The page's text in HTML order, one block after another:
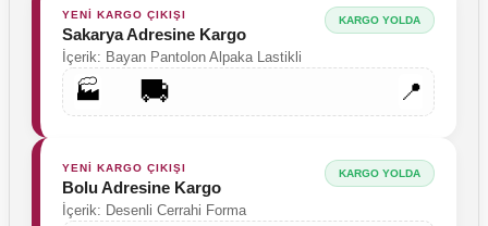
YENİ KARGO ÇIKIŞI
Sakarya Adresine Kargo
İçerik: Bayan Pantolon Alpaka Lastikli
KARGO YOLDA
🏭 🚚 📍
YENİ KARGO ÇIKIŞI
Bolu Adresine Kargo
İçerik: Desenli Cerrahi Forma
KARGO YOLDA